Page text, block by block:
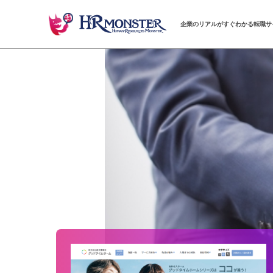
企業のリアルがすぐわかる転職